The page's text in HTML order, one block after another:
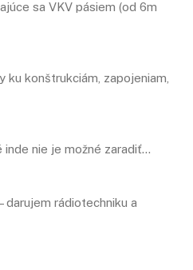
sa VKV pásiem (od 6m
ku konštrukciám, zapojeniam,
inde nie je možné zaradiť…
darujem rádiotechniku a